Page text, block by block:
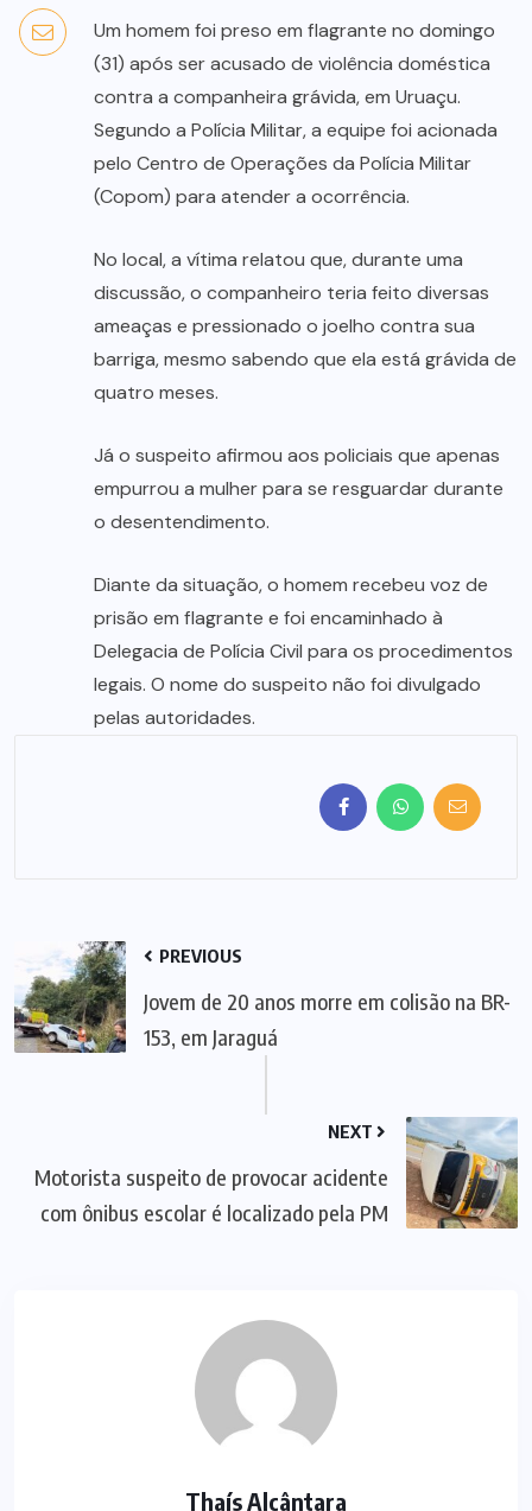
Um homem foi preso em flagrante no domingo
(31) após ser acusado de violência doméstica
contra a companheira grávida, em Uruaçu.
Segundo a Polícia Militar, a equipe foi acionada
pelo Centro de Operações da Polícia Militar
(Copom) para atender a ocorrência.
No local, a vítima relatou que, durante uma
discussão, o companheiro teria feito diversas
ameaças e pressionado o joelho contra sua
barriga, mesmo sabendo que ela está grávida de
quatro meses.
Já o suspeito afirmou aos policiais que apenas
empurrou a mulher para se resguardar durante
o desentendimento.
Diante da situação, o homem recebeu voz de
prisão em flagrante e foi encaminhado à
Delegacia de Polícia Civil para os procedimentos
legais. O nome do suspeito não foi divulgado
pelas autoridades.
PREVIOUS
Jovem de 20 anos morre em colisão na BR-
153, em Jaraguá
NEXT
Motorista suspeito de provocar acidente
com ônibus escolar é localizado pela PM
Thaís Alcântara